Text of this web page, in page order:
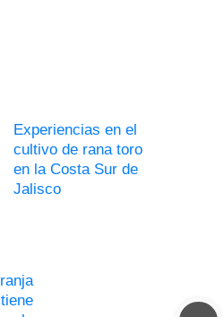
Experiencias en el
cultivo de rana toro
en la Costa Sur de
Jalisco